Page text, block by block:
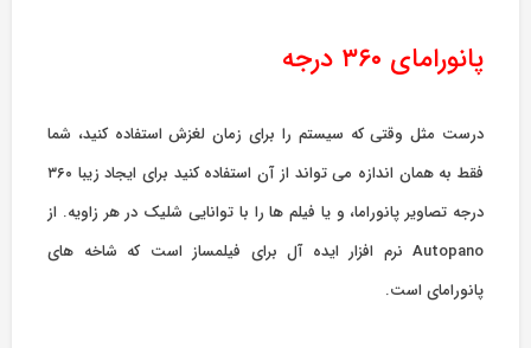
پانورامای ۳۶۰ درجه
درست مثل وقتی که سیستم را برای زمان لغزش استفاده کنید، شما
فقط به همان اندازه می تواند از آن استفاده کنید برای ایجاد زیبا ۳۶۰
درجه تصاویر پانوراما، و یا فیلم ها را با توانایی شلیک در هر زاویه. از
Autopano نرم افزار ایده آل برای فیلمساز است که شاخه های
پانورامای است.